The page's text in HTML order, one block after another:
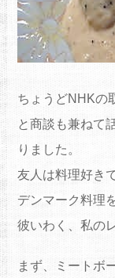
ちょうどNHKの
と商談も兼ねて
りました。
友人は料理好き
デンマーク料理
彼いわく、私の
まず、ミートボ